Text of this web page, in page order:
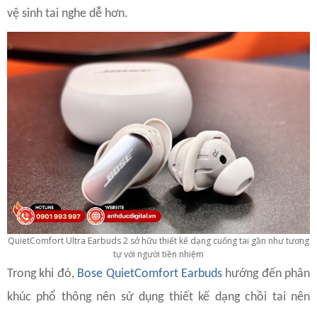
vệ sinh tai nghe dễ hơn.
QuietComfort Ultra Earbuds 2 sở hữu thiết kế dạng cuống tai gần như tương
tự với người tiền nhiệm
Trong khi đó, Bose QuietComfort Earbudshướng đến phân
khúc phổ thông nên sử dụng thiết kế dạng chồi tai nên